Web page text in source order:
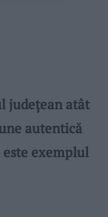
județean atât
autentică
exemplul